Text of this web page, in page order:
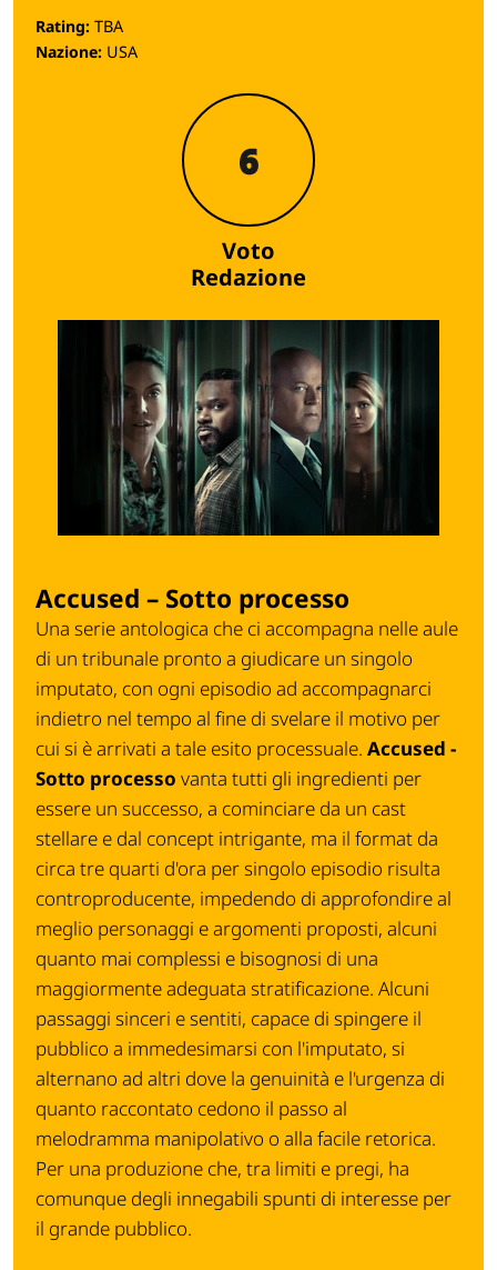
Rating: TBA
Nazione: USA
6
Voto
Redazione
Accused – Sotto processo
Una serie antologica che ci accompagna nelle aule
di un tribunale pronto a giudicare un singolo
imputato, con ogni episodio ad accompagnarci
indietro nel tempo al fine di svelare il motivo per
cui si è arrivati a tale esito processuale. Accused -
Sotto processo vanta tutti gli ingredienti per
essere un successo, a cominciare da un cast
stellare e dal concept intrigante, ma il format da
circa tre quarti d'ora per singolo episodio risulta
controproducente, impedendo di approfondire al
meglio personaggi e argomenti proposti, alcuni
quanto mai complessi e bisognosi di una
maggiormente adeguata stratificazione. Alcuni
passaggi sinceri e sentiti, capace di spingere il
pubblico a immedesimarsi con l'imputato, si
alternano ad altri dove la genuinità e l'urgenza di
quanto raccontato cedono il passo al
melodramma manipolativo o alla facile retorica.
Per una produzione che, tra limiti e pregi, ha
comunque degli innegabili spunti di interesse per
il grande pubblico.